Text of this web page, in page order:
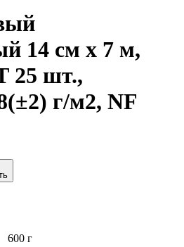
14 см х 7 м,
шт.,
г/м2, NF
600 г